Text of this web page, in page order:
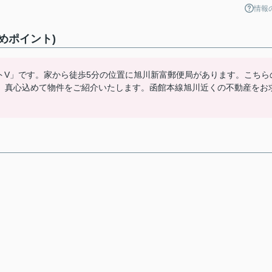
情報
ポイント)
」です。家から徒歩5分の位置に旭川新富郵便局があります。こちら
心込めて物件をご紹介いたします。函館本線旭川近くの不動産をお